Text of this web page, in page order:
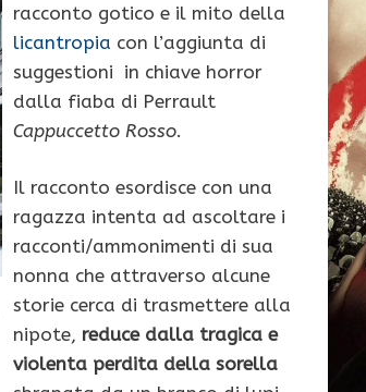
racconto gotico e il mito della
licantropia con l’aggiunta di
suggestioni in chiave horror
dalla fiaba di Perrault
Cappuccetto Rosso.
Il racconto esordisce con una
ragazza intenta ad ascoltare i
racconti/ammonimenti di sua
nonna che attraverso alcune
storie cerca di trasmettere alla
nipote, reduce dalla tragica e
violenta perdita della sorella